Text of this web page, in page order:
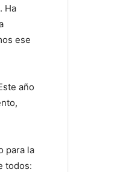
Ha
ese
año
para la
todos: